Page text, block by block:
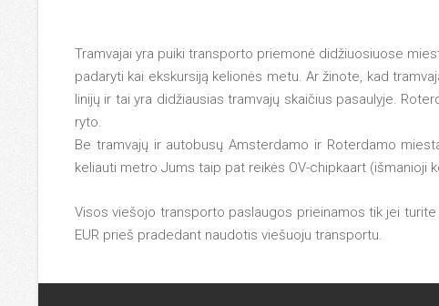
Tramvajai yra puiki transporto priemonė didžiuosiuose
padaryti kai ekskursiją kelionės metu. Ar žinote, kad
linijų ir tai yra didžiausias tramvajų skaičius pasaulyje.
ryto.
Be tramvajų ir autobusų Amsterdamo ir Roterdamo
keliauti metro Jums taip pat reikės OV-chipkaart (išmanioji
Visos viešojo transporto paslaugos prieinamos tik jei turite
EUR prieš pradedant naudotis viešuoju transportu.